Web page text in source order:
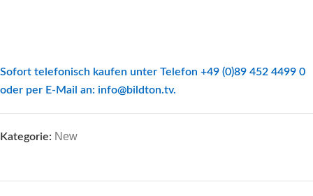
Sofort telefonisch kaufen unter Telefon +49 (0)89 452 4499 0
oder per E-Mail an: info@bildton.tv.
Kategorie: New